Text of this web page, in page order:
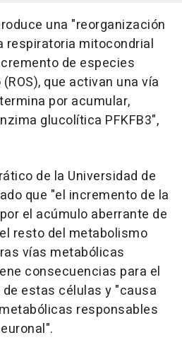
una "reorganización
respiratoria mitocondrial
de especies
que activan una vía
por acumular,
glucolítica PFKFB3",
de la Universidad de
que "el incremento de la
el acúmulo aberrante de
resto del metabolismo
vías metabólicas
consecuencias para el
estas células y "causa
responsables